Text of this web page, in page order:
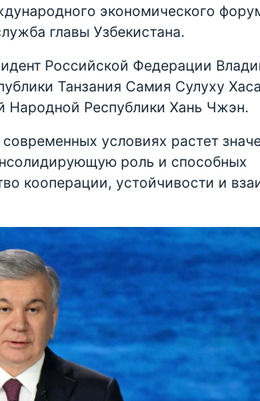
экономического
главы Узбекистана.
Российской Федерации
Танзания Самия Сулуху
Народной Республики Хань Чжэн.
условиях растет
роль и способных
кооперации, устойчивости и